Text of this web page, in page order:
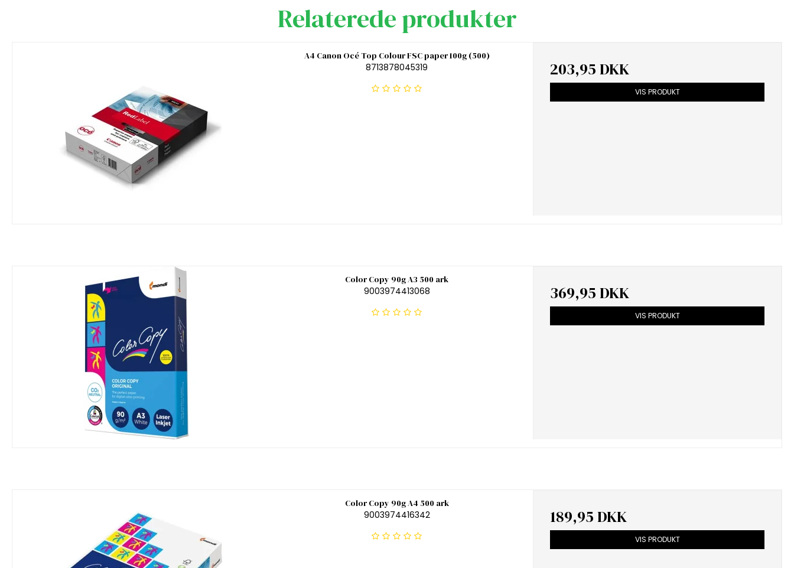
Relaterede produkter
A4 Canon Océ Top Colour FSC paper 100g (500)
8713878045319
203,95 DKK
VIS PRODUKT
Color Copy 90g A3 500 ark
9003974413068
369,95 DKK
VIS PRODUKT
Color Copy 90g A4 500 ark
9003974416342
189,95 DKK
VIS PRODUKT